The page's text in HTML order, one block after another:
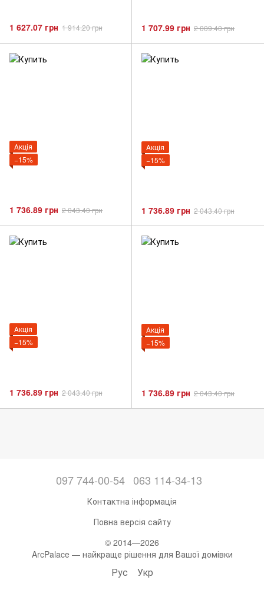
1 627.07 грн 1 914.20 грн 1 707.99 грн 2 009.40 грн
Акція
−15%
1 736.89 грн 2 043.40 грн
Акція
−15%
1 736.89 грн 2 043.40 грн
Акція
−15%
1 736.89 грн 2 043.40 грн
Акція
−15%
1 736.89 грн 2 043.40 грн
097 744-00-54 063 114-34-13
Контактна інформація
Повна версія сайту
© 2014—2026
ArcPalace — найкраще рішення для Вашої домівки
Рус Укр